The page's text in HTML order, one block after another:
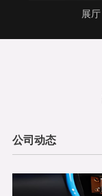
展厅
公司动态